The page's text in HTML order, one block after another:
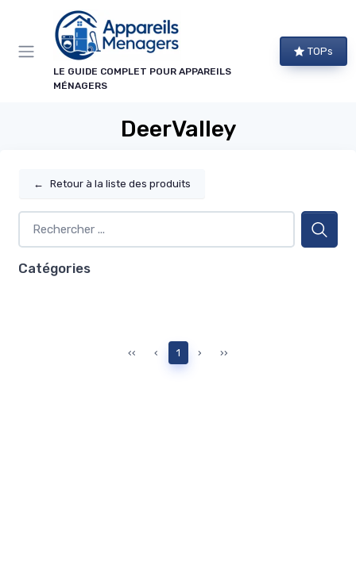
LE GUIDE COMPLET POUR APPAREILS
MÉNAGERS
TOPs
DeerValley
← Retour à la liste des produits
Catégories
‹‹ ‹ 1 › ››
Panneau de gestion des cookies